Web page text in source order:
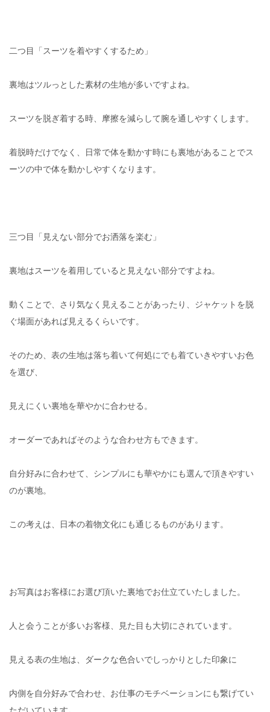
二つ目「スーツを着やすくするため」
裏地はツルっとした素材の生地が多いですよね。
スーツを脱ぎ着する時、摩擦を減らして腕を通しやすくします。
着脱時だけでなく、日常で体を動かす時にも裏地があることでス
ーツの中で体を動かしやすくなります。
三つ目「見えない部分でお洒落を楽む」
裏地はスーツを着用していると見えない部分ですよね。
動くことで、さり気なく見えることがあったり、ジャケットを脱
ぐ場面があれば見えるくらいです。
そのため、表の生地は落ち着いて何処にでも着ていきやすいお色
を選び、
見えにくい裏地を華やかに合わせる。
オーダーであればそのような合わせ方もできます。
自分好みに合わせて、シンプルにも華やかにも選んで頂きやすい
のが裏地。
この考えは、日本の着物文化にも通じるものがあります。
お写真はお客様にお選び頂いた裏地でお仕立ていたしました。
人と会うことが多いお客様、見た目も大切にされています。
見える表の生地は、ダークな色合いでしっかりとした印象に
内側を自分好みで合わせ、お仕事のモチベーションにも繋げてい